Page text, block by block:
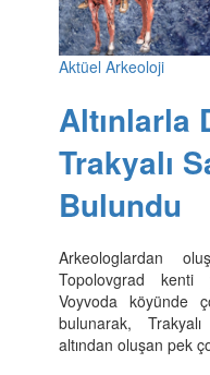
Aktüel Arkeoloji
Altınlarla
Trakyalı
Bulundu
Arkeologlardan
Topolovgrad kenti
Voyvoda köyünde
bulunarak,
altından oluşan pek